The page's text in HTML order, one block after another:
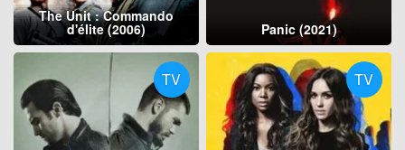
The Unit : Commando
d'élite (2006) Panic (2021)
TV TV